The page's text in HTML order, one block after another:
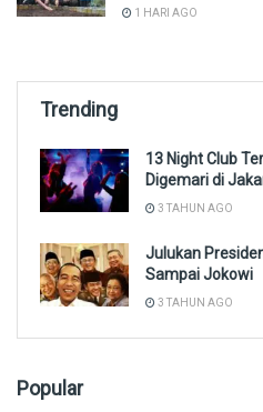
1 HARI AGO
Trending
13 Night Club
Digemari di
3 TAHUN AGO
Julukan
Sampai Jokowi
3 TAHUN AGO
Popular